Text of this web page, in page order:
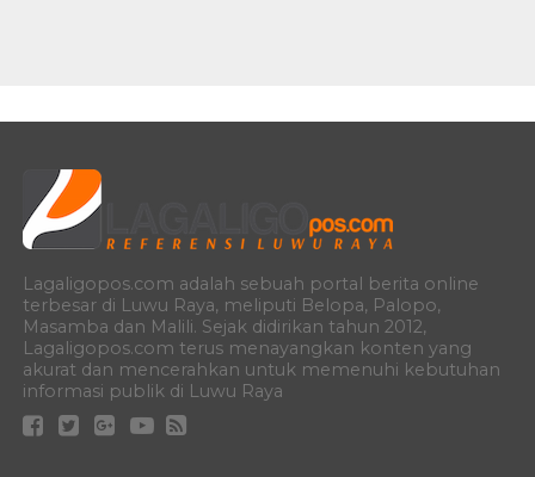
Lagaligopos.com adalah sebuah portal berita online
terbesar di Luwu Raya, meliputi Belopa, Palopo,
Masamba dan Malili. Sejak didirikan tahun 2012,
Lagaligopos.com terus menayangkan konten yang
akurat dan mencerahkan untuk memenuhi kebutuhan
informasi publik di Luwu Raya